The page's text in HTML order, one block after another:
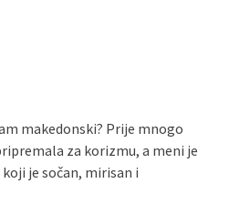
makedonski? Prije mnogo
za korizmu, a meni je
je sočan, mirisan i